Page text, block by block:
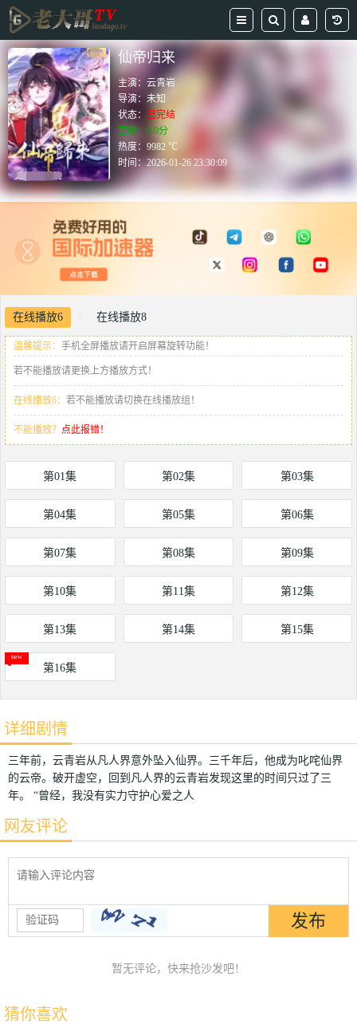
仙帝归来
主演：云青岩
导演：未知
状态： 已完结
豆瓣：0.0分
热度：9982 ℃
时间：2026-01-26 23:30:09
在线播放6 在线播放8
温馨提示： 手机全屏播放请开启屏幕旋转功能！
若不能播放请更换上方播放方式！
在线播放6： 若不能播放请切换在线播放组！
不能播放？ 点此报错！
第01集 第02集 第03集
第04集 第05集 第06集
第07集 第08集 第09集
第10集 第11集 第12集
第13集 第14集 第15集
第16集
详细剧情
三年前，云青岩从凡人界意外坠入仙界。三千年后，他成为叱咤仙界
的云帝。破开虚空，回到凡人界的云青岩发现这里的时间只过了三
年。 “曾经，我没有实力守护心爱之人
网友评论
暂无评论，快来抢沙发吧！
猜你喜欢